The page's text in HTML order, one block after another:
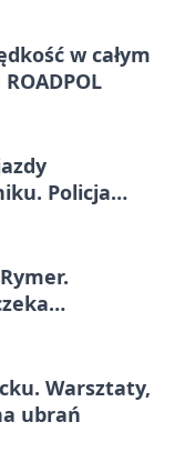
w całym
Policja
Warsztaty,
ubrań